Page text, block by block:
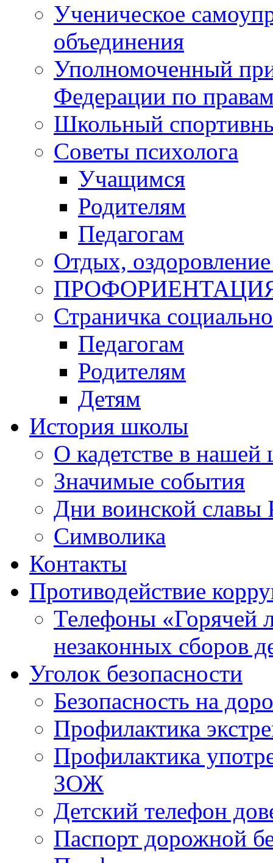
Ученическое
объединения
Уполномоченный
Федерации по
Школьный
Советы психолога
Учащимся
Родителям
Педагогам
Отдых, оздоровление
Страничка
Педагогам
Родителям
Детям
История школы
О кадетстве в нашей
Значимые события
Дни воинской славы
Символика
Контакты
Противодействие
Телефоны «Горячей
незаконных сборов
Уголок безопасности
Безопасность на
Профилактика
Профилактика
ЗОЖ
Детский телефон
Паспорт дорожной